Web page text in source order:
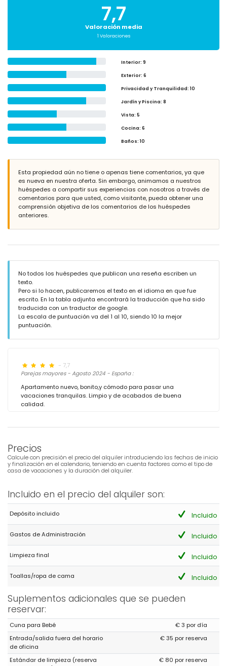
7,7
Valoración media
1 Valoraciones
Interior: 9
Exterior: 6
Privacidad y Tranquilidad: 10
Jardín y Piscina: 8
Vista: 5
Cocina: 6
Baños: 10
Esta propiedad aún no tiene o apenas tiene comentarios, ya que
es nueva en nuestra oferta. Sin embargo, animamos a nuestros
huéspedes a compartir sus experiencias con nosotros a través de
comentarios para que usted, como visitante, pueda obtener una
comprensión objetiva de los comentarios de los huéspedes
anteriores.
No todos los huéspedes que publican una reseña escriben un
texto.
Pero si lo hacen, publicaremos el texto en el idioma en que fue
escrito. En la tabla adjunta encontrará la traducción que ha sido
traducida con un traductor de google.
La escala de puntuación va del 1 al 10, siendo 10 la mejor
puntuación.
- 7,7
Parejas mayores - Agosto 2024 - España :
Apartamento nuevo, bonito,y cómodo para pasar una
vacaciones tranquilas. Limpio y de acabados de buena
calidad.
Precios
Calcule con precisión el precio del alquiler introduciendo las fechas de inicio
y finalización en el calendario, teniendo en cuenta factores como el tipo de
casa de vacaciones y la duración del alquiler.
Incluido en el precio del alquiler son:
Depósito incluido Incluido
Gastos de Administración Incluido
Limpieza final Incluido
Toallas/ropa de cama Incluido
Suplementos adicionales que se pueden
reservar:
Cuna para Bebé
€ 3 por día
Entrada/salida fuera del horario
de oficina
€ 35 por reserva
Estándar de limpieza (reserva
€ 80 por reserva